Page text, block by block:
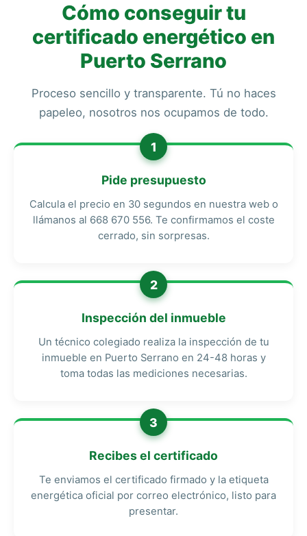
Cómo conseguir tu
certificado energético en
Puerto Serrano
Proceso sencillo y transparente. Tú no haces
papeleo, nosotros nos ocupamos de todo.
1
Pide presupuesto
Calcula el precio en 30 segundos en nuestra web o
llámanos al 668 670 556. Te confirmamos el coste
cerrado, sin sorpresas.
2
Inspección del inmueble
Un técnico colegiado realiza la inspección de tu
inmueble en Puerto Serrano en 24-48 horas y
toma todas las mediciones necesarias.
3
Recibes el certificado
Te enviamos el certificado firmado y la etiqueta
energética oficial por correo electrónico, listo para
presentar.